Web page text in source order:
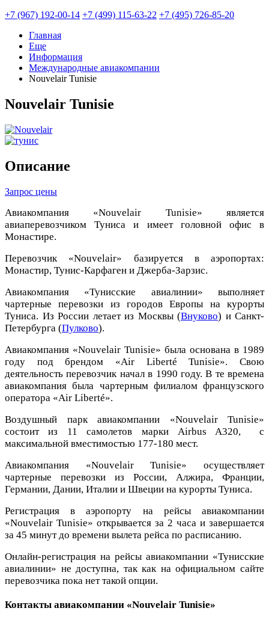
+7 (967) 192-00-14 +7 (499) 115-63-22 +7 (495) 726-85-20
Главная
Еще
Информация
Международные авиакомпании
Nouvelair Tunisie
Nouvelair Tunisie
Описание
Запрос цены
Авиакомпания «Nouvelair Tunisie» является
авиаперевозчиком Туниса и имеет головной офис в
Монастире.
Перевозчик «Nouvelair» базируется в аэропортах:
Монастир, Тунис-Карфаген и Джерба-Зарзис.
Авиакомпания «Тунисские авиалинии» выполняет
чартерные перевозки из городов Европы на курорты
Туниса. Из России летает из Москвы (Внуково) и Санкт-
Петербурга (Пулково).
Авиакомпания «Nouvelair Tunisie» была основана в 1989
году под брендом «Air Liberté Tunisie». Свою
деятельность перевозчик начал в 1990 году. В те времена
авиакомпания была чартерным филиалом французского
оператора «Air Liberté».
Воздушный парк авиакомпании «Nouvelair Tunisie»
состоит из 11 самолетов марки Airbus A320, с
максимальной вместимостью 177-180 мест.
Авиакомпания «Nouvelair Tunisie» осуществляет
чартерные перевозки из России, Алжира, Франции,
Германии, Дании, Италии и Швеции на курорты Туниса.
Регистрация в аэропорту на рейсы авиакомпании
«Nouvelair Tunisie» открывается за 2 часа и завершается
за 45 минут до времени вылета рейса по расписанию.
Онлайн-регистрация на рейсы авиакомпании «Тунисские
авиалинии» не доступна, так как на официальном сайте
перевозчика пока нет такой опции.
Контакты авиакомпании «Nouvelair Tunisie»